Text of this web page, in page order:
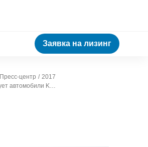
Заявка на лизинг
Пресс-центр
2017
ЗАО «МАКС» застрахует автомобили KIA АО «Сбербанк Лизинг» по специальным тарифам